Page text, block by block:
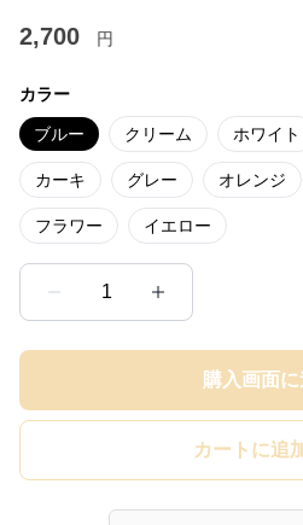
2,700 円
カラー
ブルー クリーム ホワイト
カーキ グレー オレンジ
フラワー イエロー
1
購入画面
カートに追